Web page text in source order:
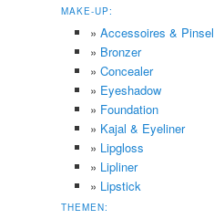
MAKE-UP:
»Accessoires & Pinsel
» Bronzer
»Concealer
» Eyeshadow
» Foundation
» Kajal & Eyeliner
» Lipgloss
» Lipliner
» Lipstick
THEMEN: